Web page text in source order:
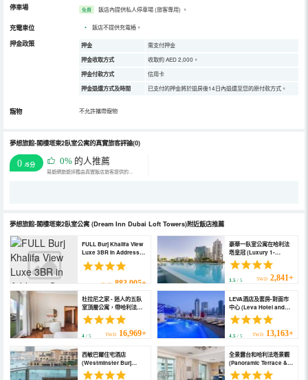
停車場 免費 飯店內提供私人停車場 (旅客專用) 。
充電車位 • 飯店不提供充電樁。
押金政策 押金 需支付押金
押金收取方式 收取約 AED 2,000。
押金付款方式 信用卡
押金退還方式及時間 已支付的押金將於退房後14日內退還至您的原付款方式。
寵物 不允許攜帶寵物
夢想旅館-閣樓塔東2臥室公寓的真實旅客評論(0)
0 /5分 0% 的人推薦
易遊網旅遊評鑑由真實飯店旅客提供的評鑑。
夢想旅館-閣樓塔東2臥室公寓 (Dream Inn Dubai Loft Towers)附近飯店推薦
FULL Burj Khalifa View
Luxe 3BR in Address
Opera (FULL Burj
Khalifa View Luxe 3BR
TWD 883,905+
豪華一臥室公寓在哈利法
塔皇冠 (Luxury 1-
Bedroom Apartment At
Burj Crown.)
3.5/ 5 TWD 2,841+
杜拉尼之家 - 迷人的五臥
室頂層公寓，帶哈利法塔
和噴泉景觀 (Durrani
Homes - Alluring 5Br
Penthouse with Burj
Khalifa and Fountain
4 / 5 TWD 16,969+
LEVA酒店及套房-對面市
中心 (Leva Hotel and
Suites, Mazaya Centre)
4.5/ 5 TWD 13,163+
西敏巴爾住宅酒店
(Westminster Burj
Residences)
全景露台和哈利法塔景觀
(Panoramic Terrace &
Burj Khalifa View)